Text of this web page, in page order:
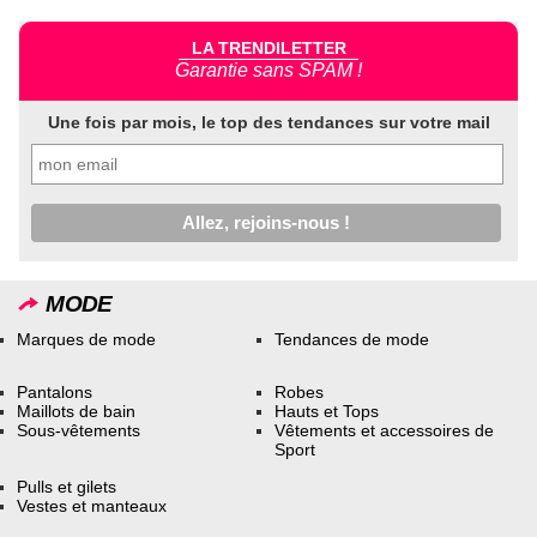
LA TRENDILETTER
Garantie sans SPAM !
Une fois par mois, le top des tendances sur votre mail
MODE
Marques de mode Tendances de mode
Pantalons
Maillots de bain
Sous-vêtements
Robes
Hauts et Tops
Vêtements et accessoires de
Sport
Pulls et gilets
Vestes et manteaux